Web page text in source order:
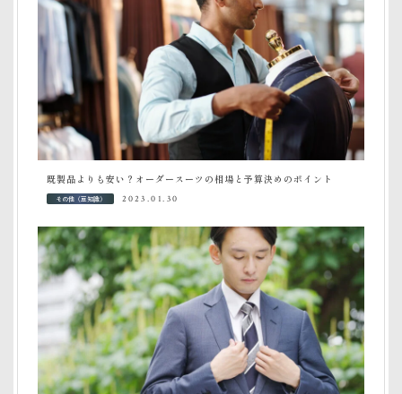
既製品よりも安い？オーダースーツの相場と予算決めのポイント
その他（豆知識） 2023.01.30